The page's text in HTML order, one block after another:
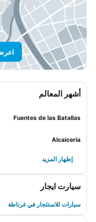
أشهر المعالم
Fuentes de las Batallas
Alcaiceria
إظهار المزيد
سيارت ايجار
سيارات للاستئجار في غرناطة